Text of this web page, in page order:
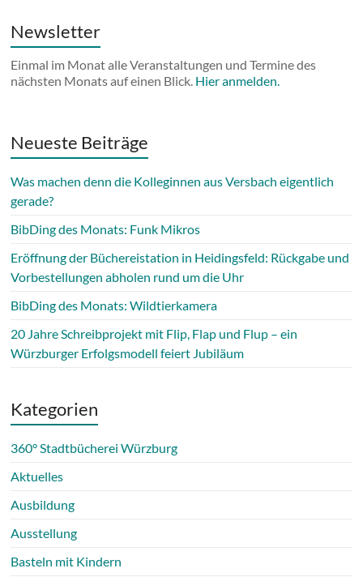
Newsletter
Einmal im Monat alle Veranstaltungen und Termine des
nächsten Monats auf einen Blick. Hier anmelden.
Neueste Beiträge
Was machen denn die Kolleginnen aus Versbach eigentlich
gerade?
BibDing des Monats: Funk Mikros
Eröffnung der Büchereistation in Heidingsfeld: Rückgabe und
Vorbestellungen abholen rund um die Uhr
BibDing des Monats: Wildtierkamera
20 Jahre Schreibprojekt mit Flip, Flap und Flup – ein
Würzburger Erfolgsmodell feiert Jubiläum
Kategorien
360° Stadtbücherei Würzburg
Aktuelles
Ausbildung
Ausstellung
Basteln mit Kindern